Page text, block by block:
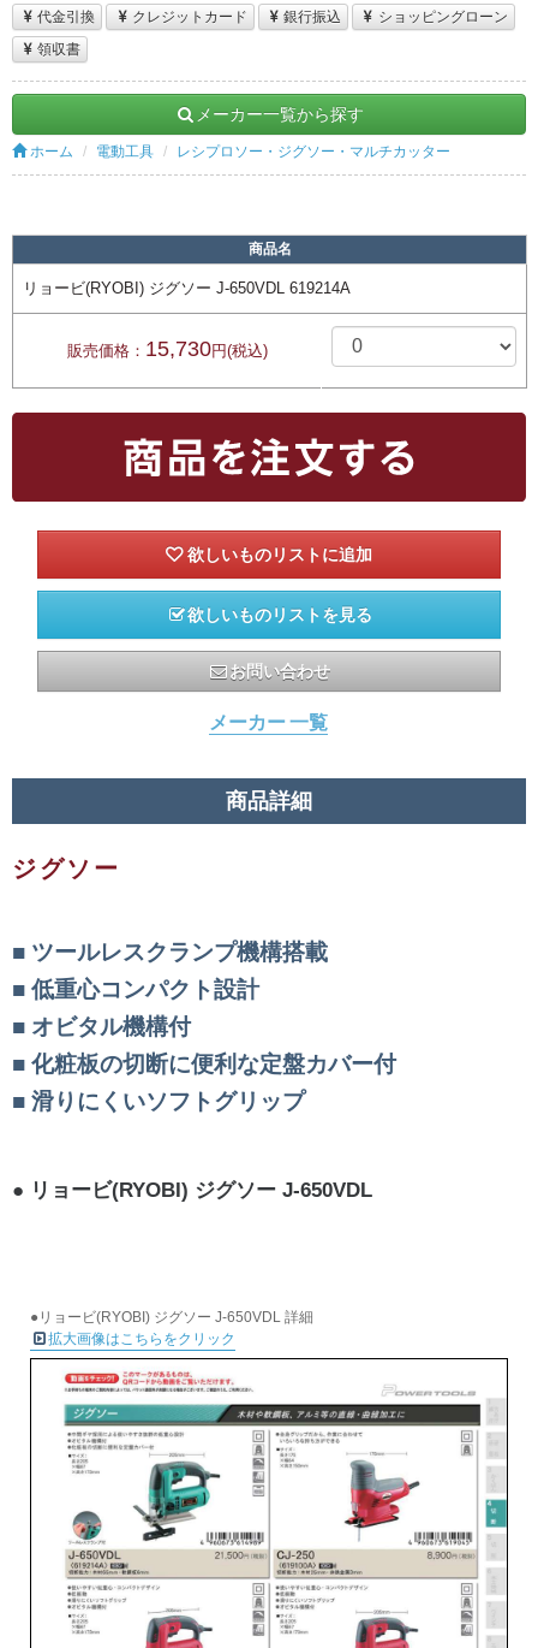
代金引換
クレジットカード 銀行振込
ショッピングローン
領収書
メーカー一覧から探す
ホーム 電動工具 レシプロソー・ジグソー・マルチカッター
商品名
リョービ(RYOBI) ジグソー J-650VDL 619214A
販売価格： 15,730円(税込)
欲しいものリストを見る
お問い合わせ
メーカー 一覧
商品詳細
ジグソー
ツールレスクランプ機構搭載
低重心コンパクト設計
オビタル機構付
化粧板の切断に便利な定盤カバー付
滑りにくいソフトグリップ
リョービ(RYOBI) ジグソー J-650VDL
●リョービ(RYOBI) ジグソー J-650VDL 詳細
拡大画像はこちらをクリック